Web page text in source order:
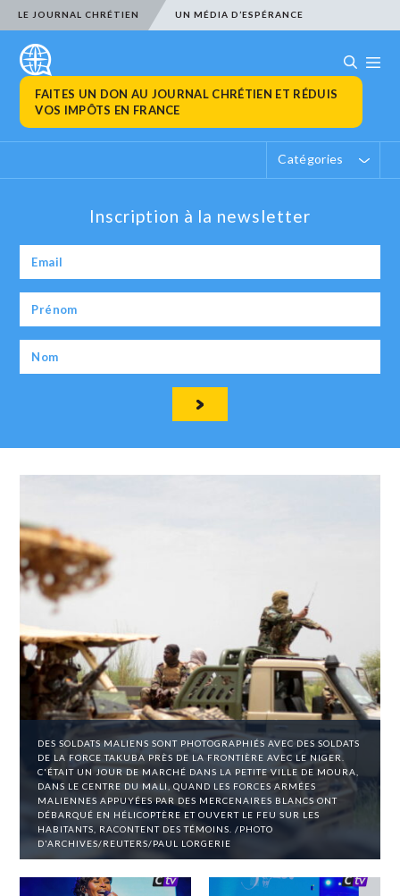
LE JOURNAL CHRÉTIEN UN MÉDIA D’ESPÉRANCE
FAITES UN DON AU JOURNAL CHRÉTIEN ET RÉDUIS
VOS IMPÔTS EN FRANCE
Catégories
Inscription à la newsletter
DES SOLDATS MALIENS SONT PHOTOGRAPHIÉS AVEC DES SOLDATS
DE LA FORCE TAKUBA PRÈS DE LA FRONTIÈRE AVEC LE NIGER.
C'ÉTAIT UN JOUR DE MARCHÉ DANS LA PETITE VILLE DE MOURA,
DANS LE CENTRE DU MALI, QUAND LES FORCES ARMÉES
MALIENNES APPUYÉES PAR DES MERCENAIRES BLANCS ONT
DÉBARQUÉ EN HÉLICOPTÈRE ET OUVERT LE FEU SUR LES
HABITANTS, RACONTENT DES TÉMOINS. /PHOTO
D'ARCHIVES/REUTERS/PAUL LORGERIE